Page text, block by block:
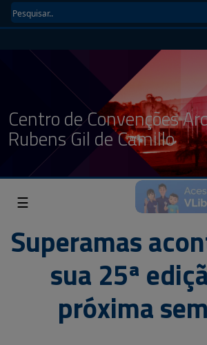
Centro de Convenções
Rubens Gil de Camillo
☰
Superamas
sua 25ª
próxima